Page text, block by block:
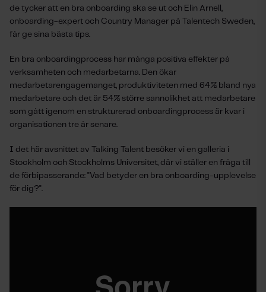
de tycker att en bra onboarding ska se ut och Elin Arnell,
onboarding-expert och Country Manager på Talentech Sweden,
får ge sina bästa tips.
En bra onboardingprocess har många positiva effekter på
verksamheten och medarbetarna. Den ökar
medarbetarengagemanget, produktiviteten med 64% bland nya
medarbetare och det är 54% större sannolikhet att medarbetare
som gått igenom en strukturerad onboardingprocess är kvar i
organisationen tre år senare.
I det här avsnittet av Talking Talent besöker vi en galleria i
Stockholm och Stockholms Universitet, där vi ställer en fråga till
de förbipasserande: "Vad betyder en bra onboarding-upplevelse
för dig?".